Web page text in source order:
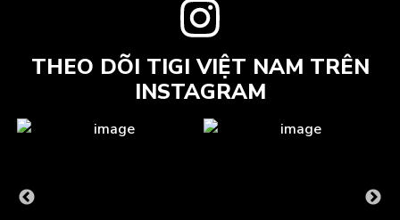
THEO DÕI TIGI VIỆT NAM TRÊN
INSTAGRAM